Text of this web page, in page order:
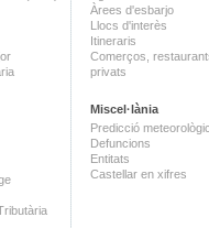
Àrees d'esbarjo
Llocs d'interès
Itineraris
Comerços,
privats
Miscel·lània
Predicció
Defuncions
Entitats
Castellar en xifres